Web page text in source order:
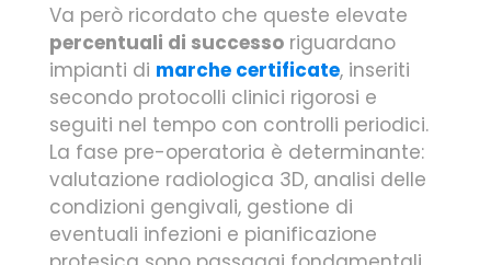
Va però ricordato che queste elevate
percentuali di successo riguardano
impianti di marche certificate, inseriti
secondo protocolli clinici rigorosi e
seguiti nel tempo con controlli periodici.
La fase pre-operatoria è determinante:
valutazione radiologica 3D, analisi delle
condizioni gengivali, gestione di
eventuali infezioni e pianificazione